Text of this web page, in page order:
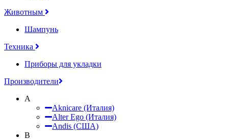
Животным
Шампунь
Техника
Приборы для укладки
Производители
A
Aknicare (Италия)
Alter Ego (Италия)
Andis (США)
B